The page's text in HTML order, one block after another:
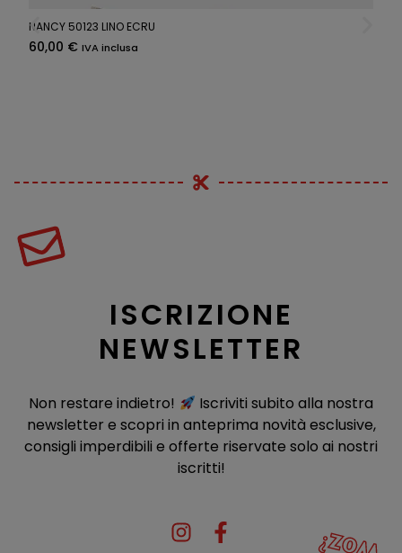
NANCY 50123 LINO ECRU
60,00 € IVA inclusa
ISCRIZIONE
NEWSLETTER
Non restare indietro!
Iscriviti subito alla nostra
newsletter e scopri in anteprima novità esclusive,
consigli imperdibili e offerte riservate solo ai nostri
iscritti!